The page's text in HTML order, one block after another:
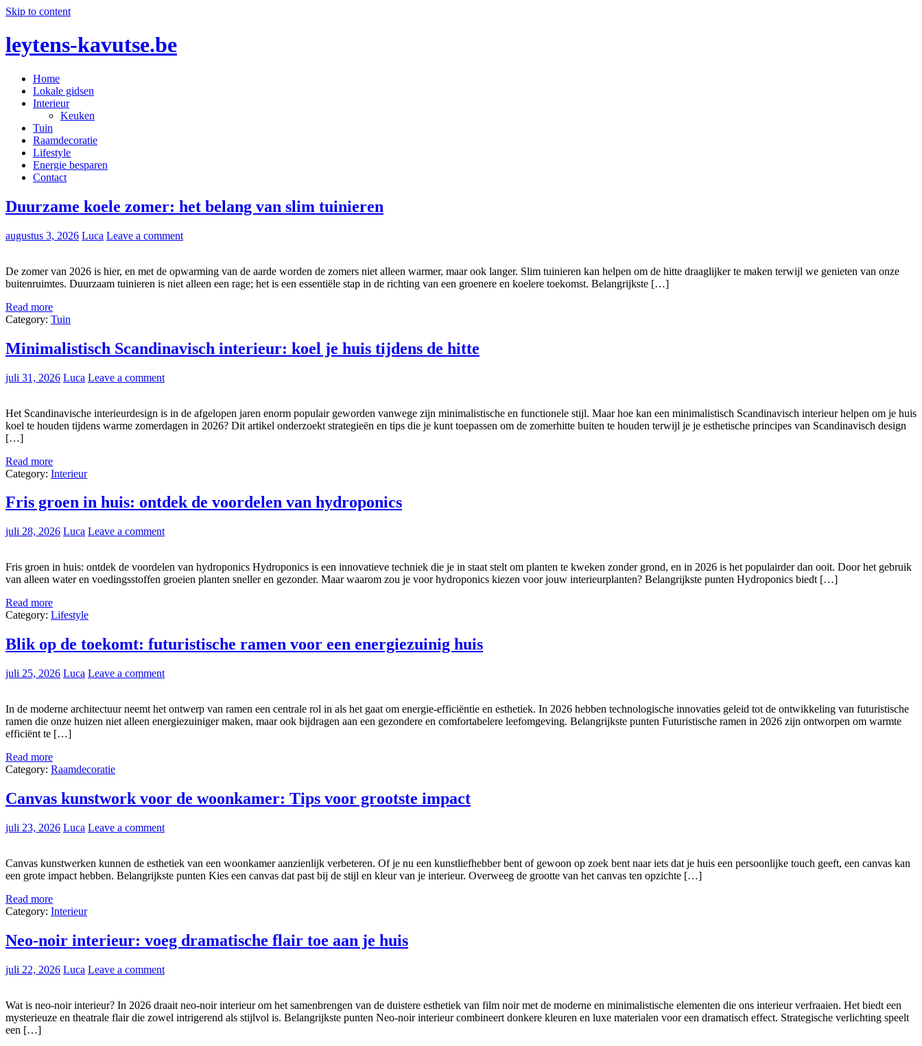
Skip to content
leytens-kavutse.be
Blog interieurstyling: Hoe je kleur en textuur combineert
Home
Lokale gidsen
Interieur
Keuken
Tuin
Raamdecoratie
Lifestyle
Energie besparen
Contact
Duurzame koele zomer: het belang van slim tuinieren
augustus 3, 2026 Luca Leave a comment
De zomer van 2026 is hier, en met de opwarming van de aarde worden de zomers niet alleen warmer, maar ook langer. Slim tuinieren kan helpen om de hitte draaglijker te maken terwijl we genieten van onze
buitenruimtes. Duurzaam tuinieren is niet alleen een rage; het is een essentiële stap in de richting van een groenere en koelere toekomst. Belangrijkste […]
Read more
Category: Tuin
Minimalistisch Scandinavisch interieur: koel je huis tijdens de hitte
juli 31, 2026 Luca Leave a comment
Het Scandinavische interieurdesign is in de afgelopen jaren enorm populair geworden vanwege zijn minimalistische en functionele stijl. Maar hoe kan een minimalistisch Scandinavisch interieur helpen om je huis
koel te houden tijdens warme zomerdagen in 2026? Dit artikel onderzoekt strategieën en tips die je kunt toepassen om de zomerhitte buiten te houden terwijl je je esthetische principes van Scandinavisch design
[…]
Read more
Category: Interieur
Fris groen in huis: ontdek de voordelen van hydroponics
juli 28, 2026 Luca Leave a comment
Fris groen in huis: ontdek de voordelen van hydroponics Hydroponics is een innovatieve techniek die je in staat stelt om planten te kweken zonder grond, en in 2026 is het populairder dan ooit. Door het gebruik
van alleen water en voedingsstoffen groeien planten sneller en gezonder. Maar waarom zou je voor hydroponics kiezen voor jouw interieurplanten? Belangrijkste punten Hydroponics biedt […]
Read more
Category: Lifestyle
Blik op de toekomt: futuristische ramen voor een energiezuinig huis
juli 25, 2026 Luca Leave a comment
In de moderne architectuur neemt het ontwerp van ramen een centrale rol in als het gaat om energie-efficiëntie en esthetiek. In 2026 hebben technologische innovaties geleid tot de ontwikkeling van futuristische
ramen die onze huizen niet alleen energiezuiniger maken, maar ook bijdragen aan een gezondere en comfortabelere leefomgeving. Belangrijkste punten Futuristische ramen in 2026 zijn ontworpen om warmte
efficiënt te […]
Read more
Category: Raamdecoratie
Canvas kunstwork voor de woonkamer: Tips voor grootste impact
juli 23, 2026 Luca Leave a comment
Canvas kunstwerken kunnen de esthetiek van een woonkamer aanzienlijk verbeteren. Of je nu een kunstliefhebber bent of gewoon op zoek bent naar iets dat je huis een persoonlijke touch geeft, een canvas kan
een grote impact hebben. Belangrijkste punten Kies een canvas dat past bij de stijl en kleur van je interieur. Overweeg de grootte van het canvas ten opzichte […]
Read more
Category: Interieur
Neo-noir interieur: voeg dramatische flair toe aan je huis
juli 22, 2026 Luca Leave a comment
Wat is neo-noir interieur? In 2026 draait neo-noir interieur om het samenbrengen van de duistere esthetiek van film noir met de moderne en minimalistische elementen die ons interieur verfraaien. Het biedt een
mysterieuze en theatrale flair die zowel intrigerend als stijlvol is. Belangrijkste punten Neo-noir interieur combineert donkere kleuren en luxe materialen voor een dramatisch effect. Strategische verlichting speelt
een […]